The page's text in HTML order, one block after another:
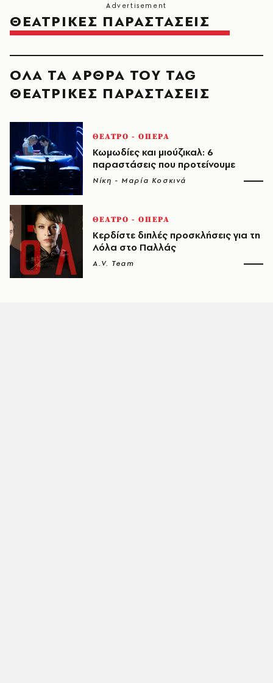
ΘΕΑΤΡΙΚΕΣ ΠΑΡΑΣΤΑΣΕΙΣ
ΟΛΑ ΤΑ ΑΡΘΡΑ ΤΟΥ TAG
ΘΕΑΤΡΙΚΕΣ ΠΑΡΑΣΤΑΣΕΙΣ
ΘΕΑΤΡΟ - ΟΠΕΡΑ
Κωμωδίες και μιούζικαλ: 6
παραστάσεις που προτείνουμε
Νίκη - Μαρία Κοσκινά
ΘΕΑΤΡΟ - ΟΠΕΡΑ
Κερδίστε διπλές προσκλήσεις για τη
Λόλα στο Παλλάς
A.V. Team